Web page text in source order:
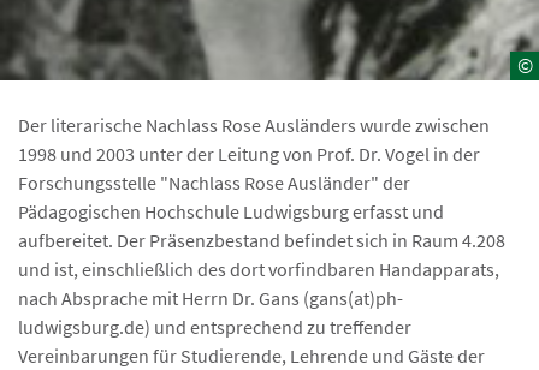
©
Der literarische Nachlass Rose Ausländers wurde zwischen
1998 und 2003 unter der Leitung von Prof. Dr. Vogel in der
Forschungsstelle "Nachlass Rose Ausländer" der
Pädagogischen Hochschule Ludwigsburg erfasst und
aufbereitet. Der Präsenzbestand befindet sich in Raum 4.208
und ist, einschließlich des dort vorfindbaren Handapparats,
nach Absprache mit Herrn Dr. Gans (gans(at)ph-
ludwigsburg.de) und entsprechend zu treffender
Vereinbarungen für Studierende, Lehrende und Gäste der